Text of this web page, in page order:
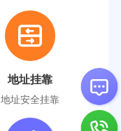
地址挂靠
地址安全挂靠